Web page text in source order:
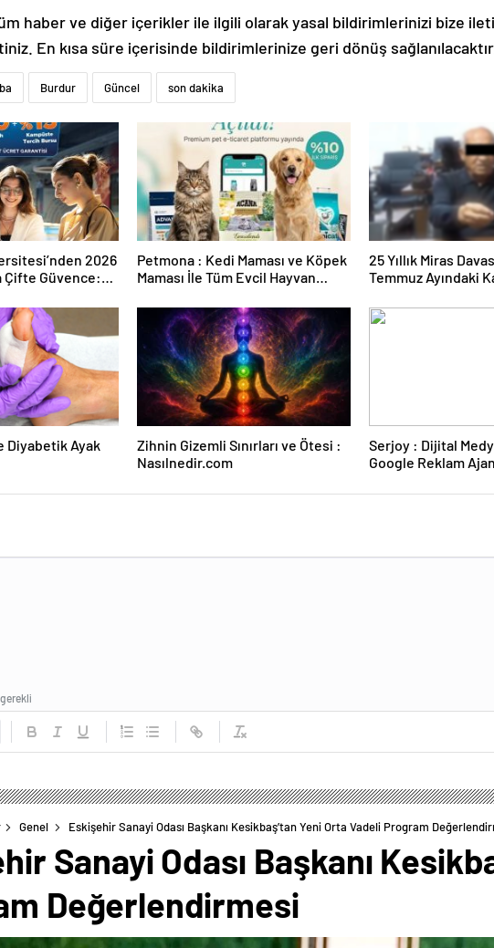
haber ve diğer içerikler ile ilgili olarak yasal bildirimlerinizi bize
En kısa süre içerisinde bildirimlerinize geri dönüş
Burdur Güncel son dakika
2026
Çifte Güvence:
Petmona : Kedi Maması ve Köpek
Maması İle Tüm Evcil Hayvan
25 Yıllık Miras
Temmuz Ayındaki
Diyabetik Ayak
Zihnin Gizemli Sınırları ve Ötesi :
Nasılnedir.com
Serjoy : Dijital Medya Ajansı,
Google Reklam
Genel Eskişehir Sanayi Odası Başkanı Kesikbaş’tan Yeni Orta Vadeli Program
Sanayi Odası Başkanı
Değerlendirmesi